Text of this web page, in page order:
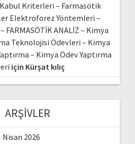
Kriterleri – Farmasötik
Elektroforez Yöntemleri –
FARMASÖTİK ANALİZ – Kimya
Teknolojisi Ödevleri – Kimya
– Kimya Ödev Yaptırma
için Kürşat kılıç
ARŞIVLER
Nisan 2026